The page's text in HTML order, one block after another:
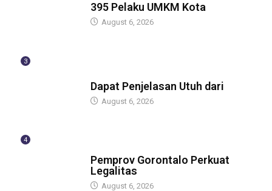
395 Pelaku UMKM Kota
August 6, 2026
3
Dapat Penjelasan Utuh dari
August 6, 2026
4
Pemprov Gorontalo Perkuat
Legalitas
August 6, 2026